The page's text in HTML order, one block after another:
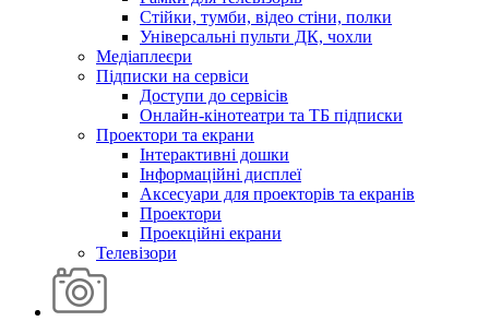
Стійки, тумби, відео стіни, полки
Універсальні пульти ДК, чохли
Медіаплеєри
Підписки на сервіси
Доступи до сервісів
Онлайн-кінотеатри та ТБ підписки
Проектори та екрани
Інтерактивні дошки
Інформаційні дисплеї
Аксесуари для проекторів та екранів
Проектори
Проекційні екрани
Телевізори